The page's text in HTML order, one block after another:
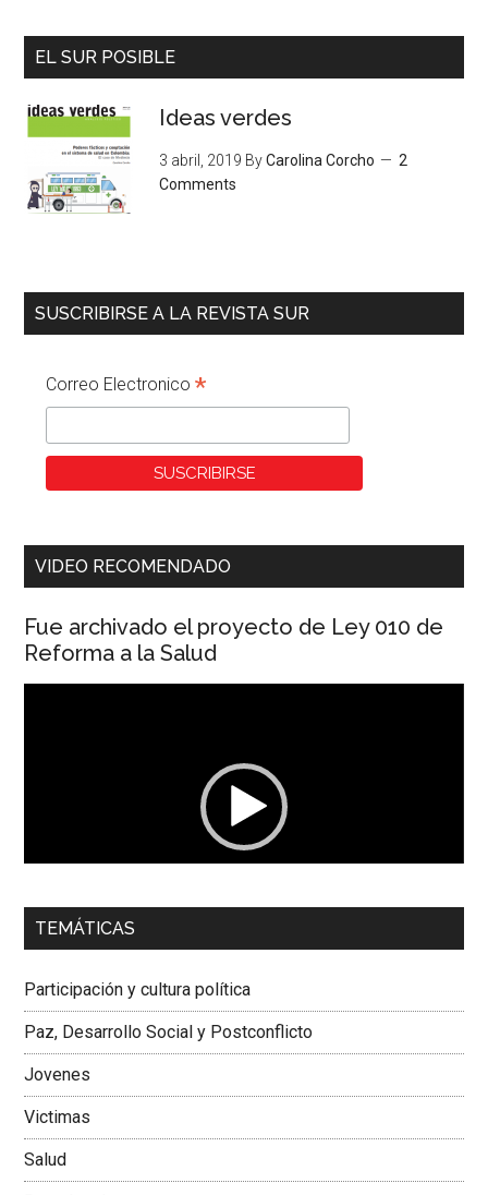
EL SUR POSIBLE
Ideas verdes
3 abril, 2019 ByCarolina Corcho
2
Comments
SUSCRIBIRSE A LA REVISTA SUR
Correo Electronico*
VIDEO RECOMENDADO
Fue archivado el proyecto de Ley 010 de
Reforma a la Salud
00:00 01:04
Dra. Carolina Corcho Mejía,Presidenta Corporación
Colombiana
TEMÁTICAS
Participación y cultura política
Paz, Desarrollo Social y Postconflicto
Jovenes
Victimas
Salud